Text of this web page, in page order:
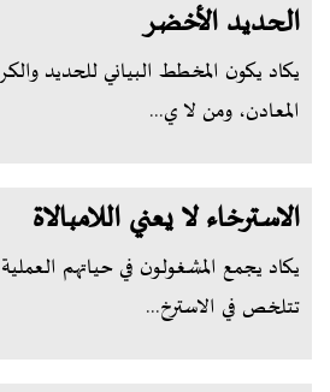
الحديد الأخضر
يكاد يكون المخطط البياني للحديد
المعادن، ومن لا ي...
الاسترخاء لا يعني اللامبالاة
يكاد يجمع المشغولون في حياتهم
تتلخص في الاسترخ...